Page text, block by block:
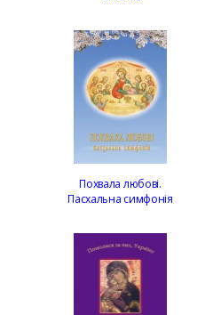
Похвала любові.
Пасхальна симфонія